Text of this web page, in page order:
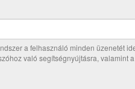
a felhasználó minden üzenetét
való segítségnyújtásra, valamint